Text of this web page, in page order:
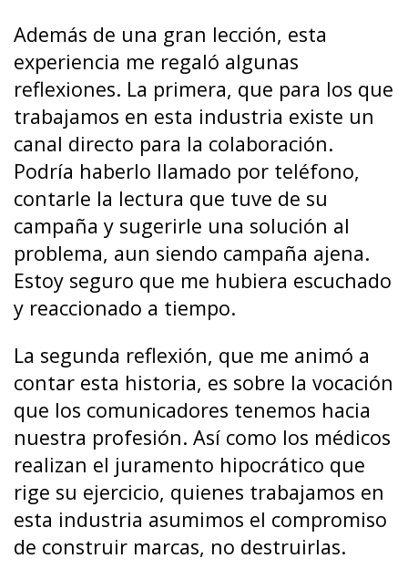
Además de una gran lección, esta
experiencia me regaló algunas
reflexiones. La primera, que para los que
trabajamos en esta industria existe un
canal directo para la colaboración.
Podría haberlo llamado por teléfono,
contarle la lectura que tuve de su
campaña y sugerirle una solución al
problema, aun siendo campaña ajena.
Estoy seguro que me hubiera escuchado
y reaccionado a tiempo.
La segunda reflexión, que me animó a
contar esta historia, es sobre la vocación
que los comunicadores tenemos hacia
nuestra profesión. Así como los médicos
realizan el juramento hipocrático que
rige su ejercicio, quienes trabajamos en
esta industria asumimos el compromiso
de construir marcas, no destruirlas.